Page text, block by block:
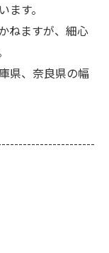
す。
ねますが、細心
県、奈良県の幅